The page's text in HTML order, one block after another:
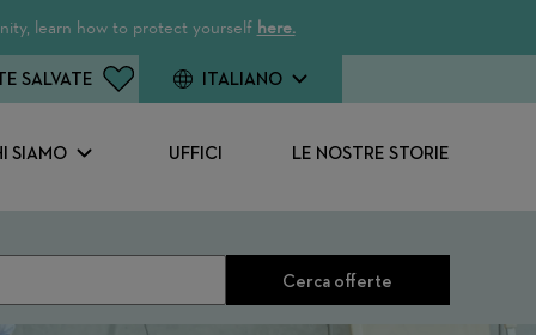
learn how to protect yourself here.
SIAMO UFFICI LE NOSTRE STORIE
SALVATE ITALIANO
Cerca offerte